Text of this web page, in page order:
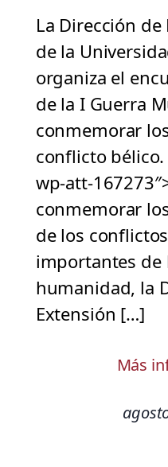
La Dirección
de la
organiza el
de la I Guerra
conmemorar
conflicto
wp-att-
conmemorar
de los
importantes de
humanidad, la
Extensión […]
Más